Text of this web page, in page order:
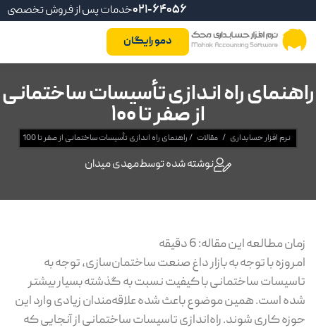
خدمات پس از فروش تخصصی021-64056
دمو رایگان
راهنمای راه اندازی تأسیسات ساختمانی
از صفر تا 100
نرم افزار حسابداری / مقالات /راهنمای راه اندازی تأسیسات ساختمانی از صفر تا 100
نوشته شده توسطمهدی میدان
زمان مطالعه این مقاله:6دقیقه
امروزه با توجه به بازار داغ صنعت ساختمان‌سازی، توجه به
تاسیسات ساختمانی با کیفیت نسبت به گذشته بسیار بیشتر
شده است. همین موضوع باعث شده علاقه‌مندان زیادی وارد این
حوزه کاری شوند. راه‌اندازی تاسیسات ساختمانی از آنجایی که